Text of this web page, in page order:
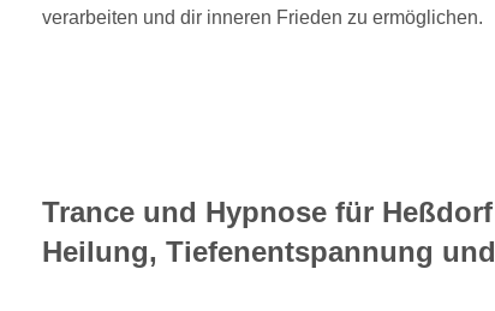
verarbeiten und dir inneren Frieden zu ermöglichen.
Trance und Hypnose für
Heilung, Tiefenentspannung